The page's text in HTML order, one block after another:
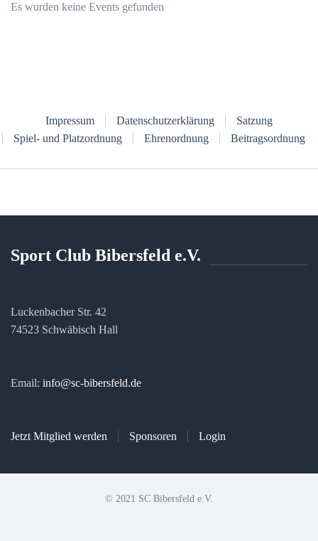
Es wurden keine Events gefunden
Impressum Datenschutzerklärung
Satzung
Spiel- und Platzordnung
Ehrenordnung Beitragsordnung
Sport Club Bibersfeld e.V.
Luckenbacher Str. 42
74523 Schwäbisch Hall
Email: info@sc-bibersfeld.de
Jetzt Mitglied werden Sponsoren Login
© 2021 SC Bibersfeld e.V.